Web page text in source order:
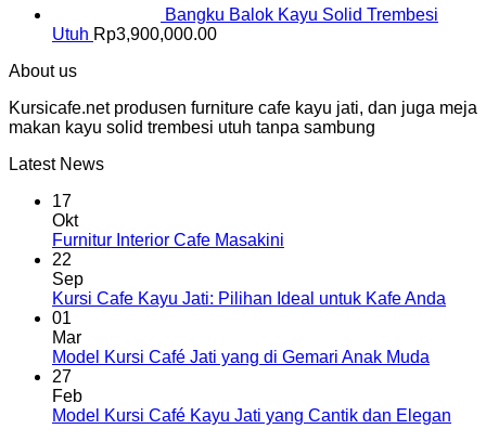
Bangku Balok Kayu Solid Trembesi
Utuh Rp3,900,000.00
About us
Kursicafe.net produsen furniture cafe kayu jati, dan juga meja
makan kayu solid trembesi utuh tanpa sambung
Latest News
17
Okt
Furnitur Interior Cafe Masakini
22
Sep
Kursi Cafe Kayu Jati: Pilihan Ideal untuk Kafe Anda
01
Mar
Model Kursi Café Jati yang di Gemari Anak Muda
27
Feb
Model Kursi Café Kayu Jati yang Cantik dan Elegan